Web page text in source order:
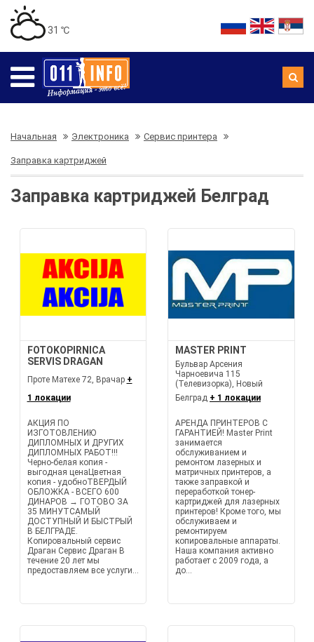
31 ℃
Начальная Электроника Сервис принтера
Заправка картриджей
Заправка картриджей Белград
FOTOKOPIRNICA
SERVIS DRAGAN
Проте Матехе 72, Врачар +
1 локации
АКЦИЯ ПО
ИЗГОТОВЛЕНИЮ
ДИПЛОМНЫХ И ДРУГИХ
ДИПЛОМНЫХ РАБОТ!!!
Черно-белая копия -
выгодная ценаЦветная
копия - удобноТВЕРДЫЙ
ОБЛОЖКА - ВСЕГО 600
ДИНАРОВ → ГОТОВО ЗА
35 МИНУТСАМЫЙ
ДОСТУПНЫЙ И БЫСТРЫЙ
В БЕЛГРАДЕ.
Копировальный сервис
Драган Сервис Драган В
течение 20 лет мы
предоставляем все услуги...
MASTER PRINT
Бульвар Арсения
Чарноевича 115
(Телевизорка), Новый
Белград + 1 локации
АРЕНДА ПРИНТЕРОВ С
ГАРАНТИЕЙ! Master Print
занимается
обслуживанием и
ремонтом лазерных и
матричных принтеров, а
также заправкой и
переработкой тонер-
картриджей для лазерных
принтеров! Кроме того, мы
обслуживаем и
ремонтируем
копировальные аппараты.
Наша компания активно
работает с 2009 года, а
до...